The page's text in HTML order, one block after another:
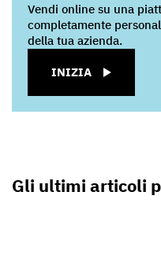
Vendi online su una
completamente
della tua azienda.
INIZIA
Gli ultimi articoli